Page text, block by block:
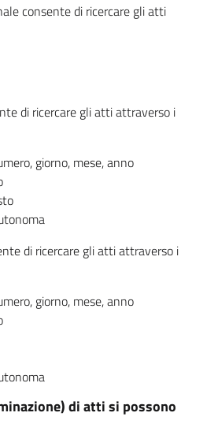
consente di ricercare gli atti
di ricercare gli atti attraverso i
giorno, mese, anno
di ricercare gli atti attraverso i
giorno, mese, anno
di atti si possono